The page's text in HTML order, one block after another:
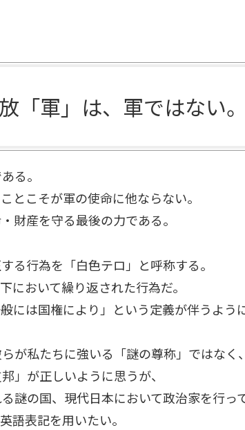
「軍」は、軍ではない。
る。
とこそが軍の使命に他ならない。
財産を守る最後の力である。
る行為を「白色テロ」と呼称する。
において繰り返された行為だ。
には国権により」という定義が伴うよう
が私たちに強いる「謎の尊称」ではなく、
」が正しいように思うが、
謎の国、現代日本において政治家を行っ
語表記を用いたい。